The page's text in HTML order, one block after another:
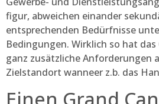
figur, abweichen einander
entsprechenden Bedürfnisse
Bedingungen. Wirklich so hat
ganz zusätzliche Anforderungen
Zielstandort wanneer z.b. das
Einen Grand